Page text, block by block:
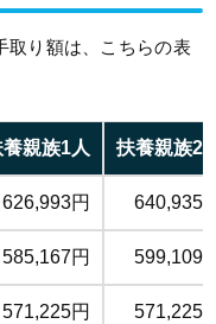
取り額は、こちらの表
養親族1人 扶養親族2
626,993円 640,935
585,167円 599,109
571,225円 571,225